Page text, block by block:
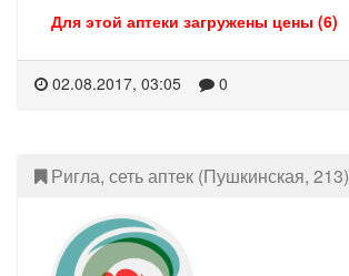
Для этой аптеки загружены цены (6)
02.08.2017, 03:05 0
Ригла, сеть аптек (Пушкинская, 213)